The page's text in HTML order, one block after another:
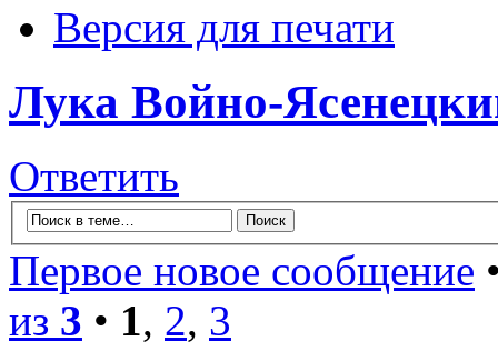
Версия для печати
Лука Войно-
Ответить
Первое новое сообщение
из 3 • 1, 2, 3